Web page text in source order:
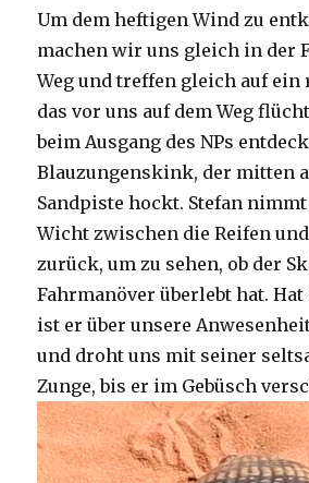
Um dem heftigen Wind zu
machen wir uns gleich in der
Weg und treffen gleich auf ein
das vor uns auf dem Weg
beim Ausgang des NPs
Blauzungenskink, der mitten
Sandpiste hockt. Stefan
Wicht zwischen die Reifen
zurück, um zu sehen, ob der
Fahrmanöver überlebt hat.
ist er über unsere
und droht uns mit seiner
Zunge, bis er im Gebüsch